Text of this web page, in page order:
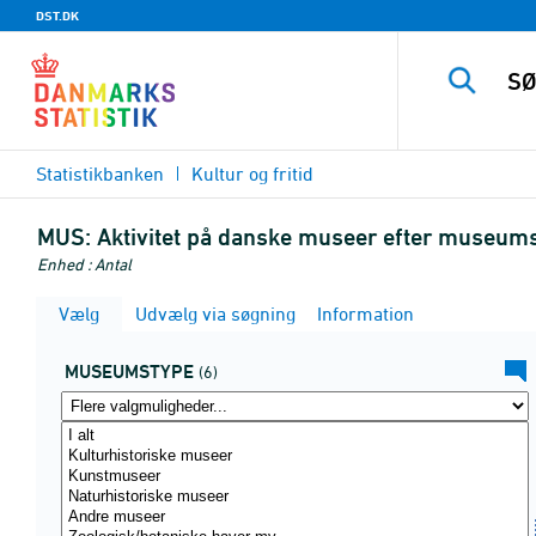
DST.DK
Statistikbanken Kultur og fritid
MUS: Aktivitet på danske museer efter
Enhed : Antal
Vælg Udvælg via søgning Information
MUSEUMSTYPE (6)